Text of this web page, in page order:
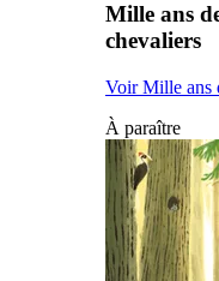
Mille ans
chevaliers
Voir Mille ans
À paraître